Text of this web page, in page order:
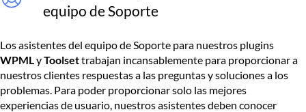
equipo de Soporte
Los asistentes del equipo de Soporte para nuestros plugins
WPMLyToolsettrabajan incansablemente para proporcionar a
nuestros clientes respuestas a las preguntas y soluciones a los
problemas. Para poder proporcionar solo las mejores
experiencias de usuario, nuestros asistentes deben conocer